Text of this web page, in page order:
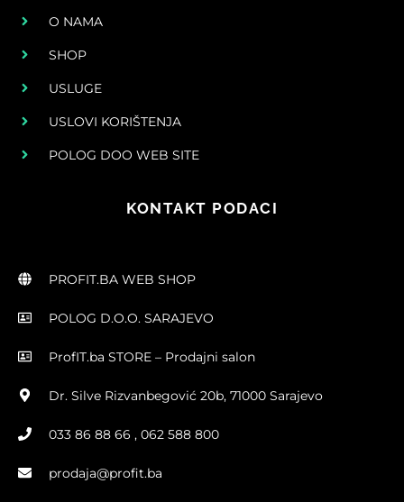
O NAMA
SHOP
USLUGE
USLOVI KORIŠTENJA
POLOG DOO WEB SITE
KONTAKT PODACI
PROFIT.BA WEB SHOP
POLOG D.O.O. SARAJEVO
ProfIT.ba STORE – Prodajni salon
Dr. Silve Rizvanbegović 20b, 71000 Sarajevo
033 86 88 66 , 062 588 800
prodaja@profit.ba